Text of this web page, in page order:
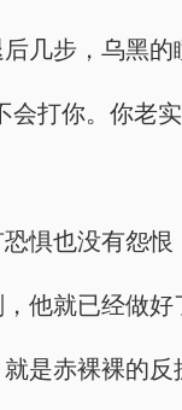
几步，乌黑的
会打你。你老
惧也没有怨恨
就已经做好
是赤裸裸的反